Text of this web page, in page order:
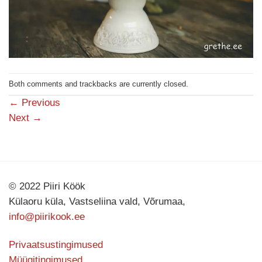
Both comments and trackbacks are currently closed.
← Previous
Next →
© 2022 Piiri Köök
Külaoru küla, Vastseliina vald, Võrumaa,
info@piirikook.ee
Privaatsustingimused